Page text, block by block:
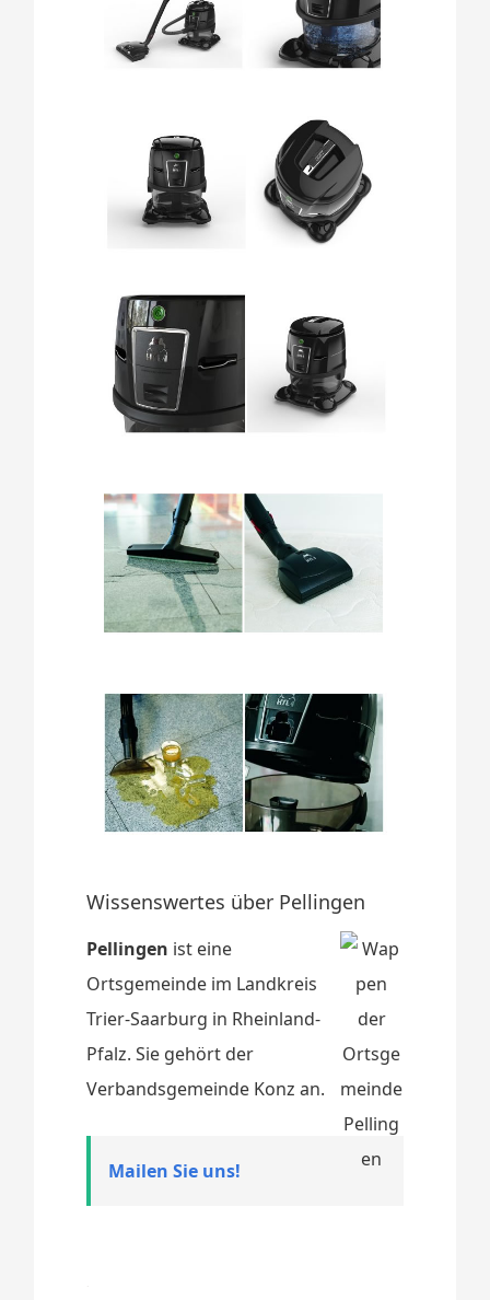
Wissenswertes über Pellingen
Pellingen ist eine
Ortsgemeinde im Landkreis
Trier-Saarburg in Rheinland-
Pfalz. Sie gehört der
Verbandsgemeinde Konz an.
Mailen Sie uns!